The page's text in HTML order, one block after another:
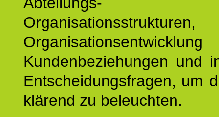
Kundenbeziehungen und
Entscheidungsfragen, um
klärend zu beleuchten.